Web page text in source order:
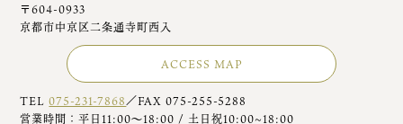
〒604-0933
京都市中京区二条通寺町西入
ACCESS MAP
TEL075-231-7868／FAX 075-255-5288
営業時間：平日11:00～18:00 / 土日祝10:00~18:00